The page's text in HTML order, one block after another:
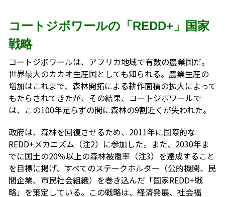
コートジボワールの「REDD+」国家
戦略
コートジボワールは、アフリカ地域で有数の農業国だ。
世界最大のカカオ生産国としても知られる。農業生産の
増加はこれまで、森林開拓による耕作面積の拡大によって
もたらされてきたが、その結果、コートジボワールで
は、この100年足らずの間に森林の9割近くが失われた。
政府は、森林を回復させるため、2011年に国際的な
REDD+メカニズム（注2）に参加した。また、2030年ま
でに国土の20％以上の森林被覆率（注3）を達成すること
を目標に掲げ、すべてのステークホルダー（公的機関、民
間企業、市民社会組織）を巻き込んだ「国家REDD+戦
略」を策定している。この戦略は、経済発展、社会福